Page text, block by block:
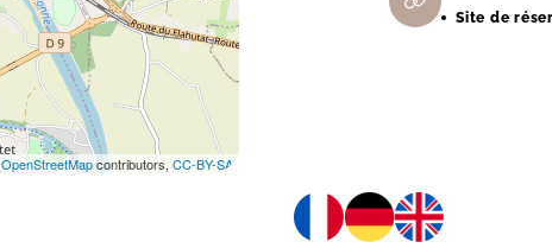
OpenStreetMapcontributors, CC-BY-SA
Site de